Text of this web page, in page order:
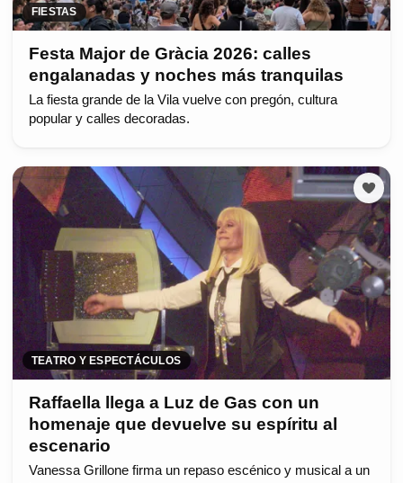
FIESTAS
Festa Major de Gràcia 2026: calles
engalanadas y noches más tranquilas
La fiesta grande de la Vila vuelve con pregón, cultura
popular y calles decoradas.
TEATRO Y ESPECTÁCULOS
Raffaella llega a Luz de Gas con un
homenaje que devuelve su espíritu al
escenario
Vanessa Grillone firma un repaso escénico y musical a un